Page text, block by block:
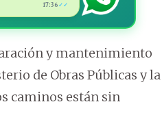
17:36 ✓✓
y mantenimiento
de Obras Públicas y la
caminos están sin